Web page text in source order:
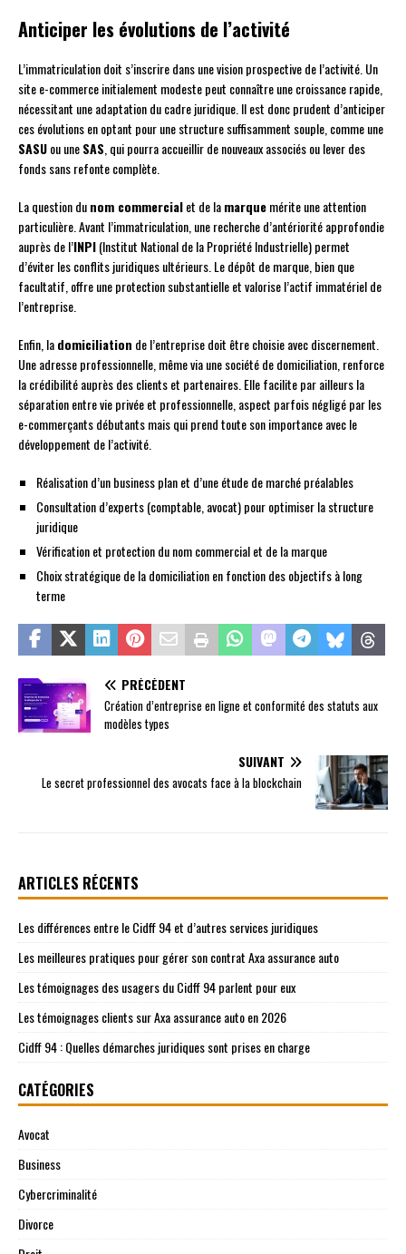
Anticiper les évolutions de l’activité
L’immatriculation doit s’inscrire dans une vision prospective de l’activité. Un
site e-commerce initialement modeste peut connaître une croissance rapide,
nécessitant une adaptation du cadre juridique. Il est donc prudent d’anticiper
ces évolutions en optant pour une structure suffisamment souple, comme une
SASUou uneSAS, qui pourra accueillir de nouveaux associés ou lever des
fonds sans refonte complète.
La question dunom commercialet de lamarquemérite une attention
particulière. Avant l’immatriculation, une recherche d’antériorité approfondie
auprès de l’INPI(Institut National de la Propriété Industrielle) permet
d’éviter les conflits juridiques ultérieurs. Le dépôt de marque, bien que
facultatif, offre une protection substantielle et valorise l’actif immatériel de
l’entreprise.
Enfin, ladomiciliation de l’entreprise doit être choisie avec discernement.
Une adresse professionnelle, même via une société de domiciliation, renforce
la crédibilité auprès des clients et partenaires. Elle facilite par ailleurs la
séparation entre vie privée et professionnelle, aspect parfois négligé par les
e-commerçants débutants mais qui prend toute son importance avec le
développement de l’activité.
Réalisation d’un business plan et d’une étude de marché préalables
Consultation d’experts (comptable, avocat) pour optimiser la structure
juridique
Vérification et protection du nom commercial et de la marque
Choix stratégique de la domiciliation en fonction des objectifs à long
terme
PRÉCÉDENT
Création d’entreprise en ligne et conformité des statuts aux
modèles types
SUIVANT
Le secret professionnel des avocats face à la blockchain
ARTICLES RÉCENTS
Les différences entre le Cidff 94 et d’autres services juridiques
Les meilleures pratiques pour gérer son contrat Axa assurance auto
Les témoignages des usagers du Cidff 94 parlent pour eux
Les témoignages clients sur Axa assurance auto en 2026
Cidff 94 : Quelles démarches juridiques sont prises en charge
CATÉGORIES
Avocat
Business
Cybercriminalité
Divorce